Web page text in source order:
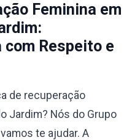
Feminina em
com Respeito e
de recuperação
Jardim? Nós do Grupo
te ajudar. A